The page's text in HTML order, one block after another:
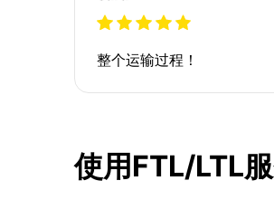
整个运输过程！
使用FTL/LTL